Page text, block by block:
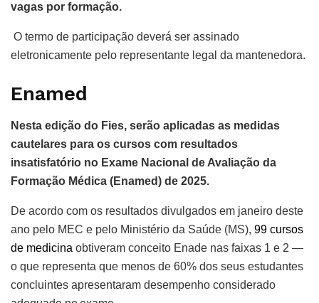
vagas por formação.
O termo de participação deverá ser assinado
eletronicamente pelo representante legal da mantenedora.
Enamed
Nesta edição do Fies, serão aplicadas as medidas
cautelares para os cursos com resultados
insatisfatório no Exame Nacional de Avaliação da
Formação Médica (Enamed) de 2025.
De acordo com os resultados divulgados em janeiro deste
ano pelo MEC e pelo Ministério da Saúde (MS), 99 cursos
de medicina obtiveram conceito Enade nas faixas 1 e 2 —
o que representa que menos de 60% dos seus estudantes
concluintes apresentaram desempenho considerado